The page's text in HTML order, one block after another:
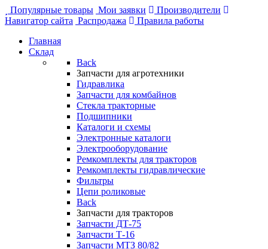
Популярные товары Мои заявки
Производители
Навигатор сайта Распродажа
Правила работы
Главная
Склад
Back
Запчасти для агротехники
Гидравлика
Запчасти для комбайнов
Стекла тракторные
Подшипники
Каталоги и схемы
Электронные каталоги
Электрооборудование
Ремкомплекты для тракторов
Ремкомплекты гидравлические
Фильтры
Цепи роликовые
Back
Запчасти для тракторов
Запчасти ДТ-75
Запчасти Т-16
Запчасти МТЗ 80/82